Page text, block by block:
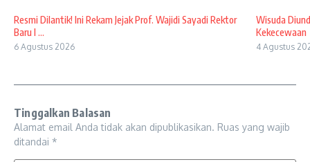
Resmi Dilantik! Ini Rekam Jejak Prof. Wajidi Sayadi Rektor
Baru I ...
6 Agustus 2026
Wisuda
Kekecewaan
4 Agustus
Tinggalkan Balasan
Alamat email Anda tidak akan dipublikasikan. Ruas yang wajib
ditandai *